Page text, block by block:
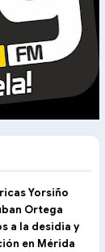
Yorsiño
Ortega
a la desidia y
en Mérida